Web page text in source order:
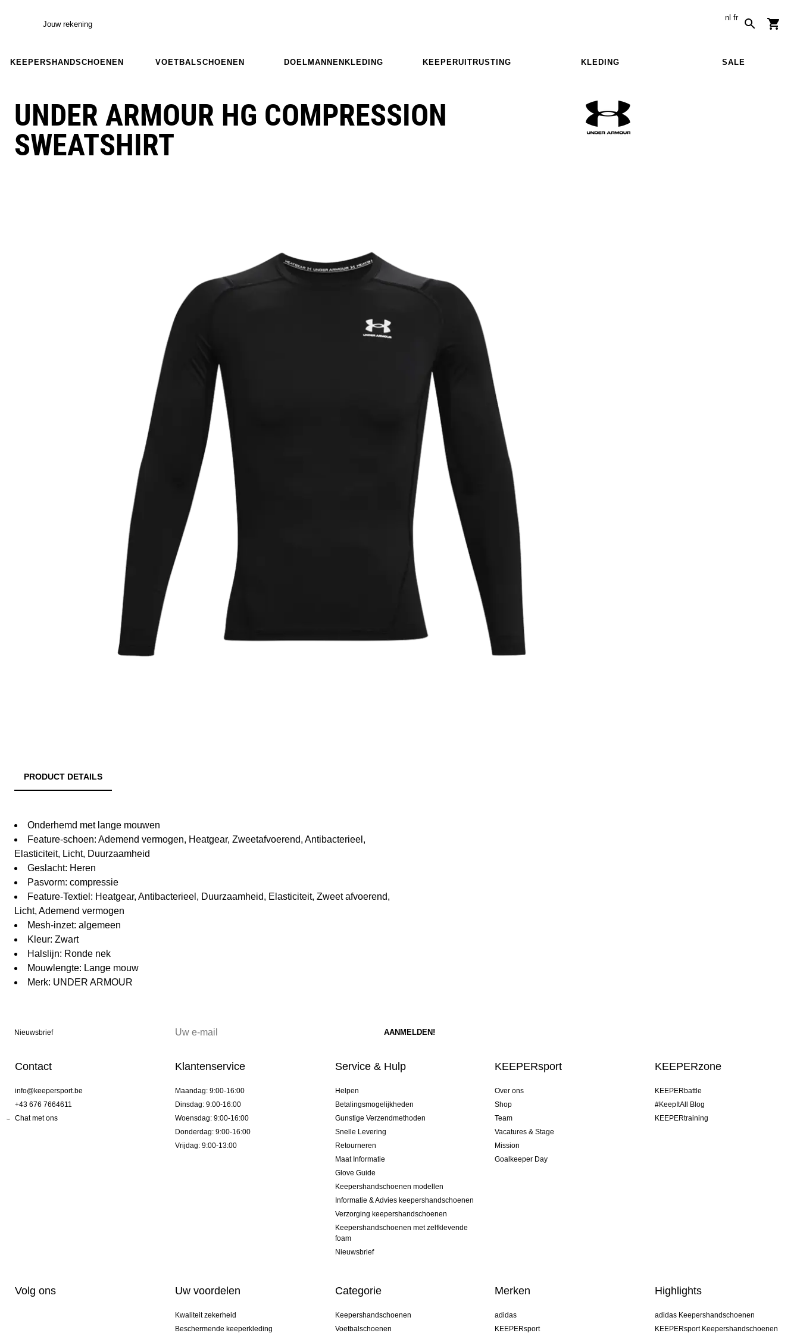
Jouw rekening
nl fr
KEEPERSHANDSCHOENEN VOETBALSCHOENEN DOELMANNENKLEDING KEEPERUITRUSTING KLEDING SALE
UNDER ARMOUR HG COMPRESSION
SWEATSHIRT
PRODUCT DETAILS
Onderhemd met lange mouwen
Feature-schoen: Ademend vermogen, Heatgear, Zweetafvoerend, Antibacterieel,
Elasticiteit, Licht, Duurzaamheid
Geslacht: Heren
Pasvorm: compressie
Feature-Textiel: Heatgear, Antibacterieel, Duurzaamheid, Elasticiteit, Zweet afvoerend,
Licht, Ademend vermogen
Mesh-inzet: algemeen
Kleur: Zwart
Halslijn: Ronde nek
Mouwlengte: Lange mouw
Merk: UNDER ARMOUR
Nieuwsbrief
Contact
info@keepersport.be
+43 676 7664611
Chat met ons
Klantenservice
Maandag: 9:00-16:00
Dinsdag: 9:00-16:00
Woensdag: 9:00-16:00
Donderdag: 9:00-16:00
Vrijdag: 9:00-13:00
Service & Hulp
Helpen
Betalingsmogelijkheden
Gunstige Verzendmethoden
Snelle Levering
Retourneren
Maat Informatie
Glove Guide
Keepershandschoenen modellen
Informatie & Advies keepershandschoenen
Verzorging keepershandschoenen
Keepershandschoenen met zelfklevende
foam
Nieuwsbrief
KEEPERsport
Over ons
Shop
Team
Vacatures & Stage
Mission
Goalkeeper Day
KEEPERzone
KEEPERbattle
#KeepItAll Blog
KEEPERtraining
Volg ons Uw voordelen
Kwaliteit zekerheid
Beschermende keeperkleding
Categorie
Keepershandschoenen
Voetbalschoenen
Merken
adidas
KEEPERsport
Highlights
adidas Keepershandschoenen
KEEPERsport Keepershandschoenen